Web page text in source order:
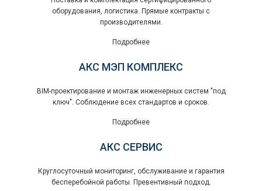
оборудования, логистика. Прямые контракты с
производителями.
Подробнее
АКС МЭП КОМПЛЕКС
BIM-проектирование и монтаж инженерных систем "под
ключ". Соблюдение всех стандартов и сроков.
Подробнее
АКС СЕРВИС
Круглосуточный мониторинг, обслуживание и гарантия
бесперебойной работы. Превентивный подход.